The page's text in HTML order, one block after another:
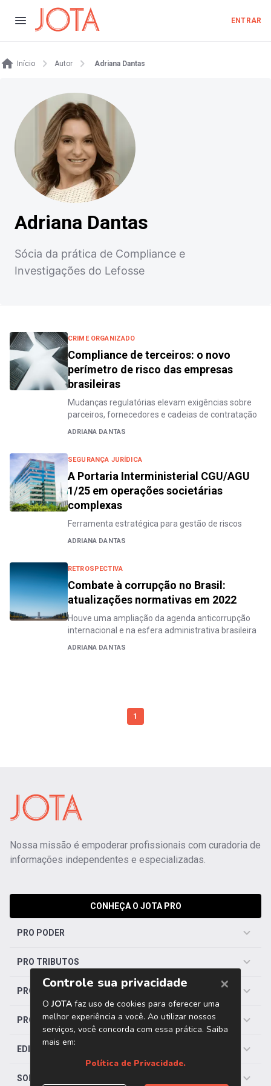
ENTRAR
Início Autor Adriana Dantas
Adriana Dantas
Sócia da prática de Compliance e
Investigações do Lefosse
CRIME ORGANIZADO
Compliance de terceiros: o novo
perímetro de risco das empresas
brasileiras
Mudanças regulatórias elevam exigências sobre
parceiros, fornecedores e cadeias de contratação
ADRIANA DANTAS
SEGURANÇA JURÍDICA
A Portaria Interministerial CGU/AGU
1/25 em operações societárias
complexas
Ferramenta estratégica para gestão de riscos
ADRIANA DANTAS
RETROSPECTIVA
Combate à corrupção no Brasil:
atualizações normativas em 2022
Houve uma ampliação da agenda anticorrupção
internacional e na esfera administrativa brasileira
ADRIANA DANTAS
1
Nossa missão é empoderar profissionais com curadoria de
informações independentes e especializadas.
CONHEÇA O JOTA PRO
PRO PODER
PRO TRIBUTOS
PRO TRABALHISTA
PRO SAÚDE
EDITORIAS
SOBRE O JOTA